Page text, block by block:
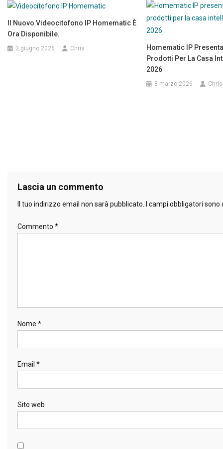
Il Nuovo Videocitofono IP Homematic È
Ora Disponibile.
2 giugno 2026 Chris
Homematic IP
Prodotti Per La Casa
2026
8 marzo 2026 Chris
Lascia un commento
Il tuo indirizzo email non sarà pubblicato. I campi obbligatori
Commento *
Nome *
Email *
Sito web